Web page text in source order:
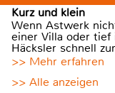
Kurz und klein
Wenn Astwerk
einer Villa oder
Häcksler schnell
>> Mehr erfahren
>> Alle anzeigen